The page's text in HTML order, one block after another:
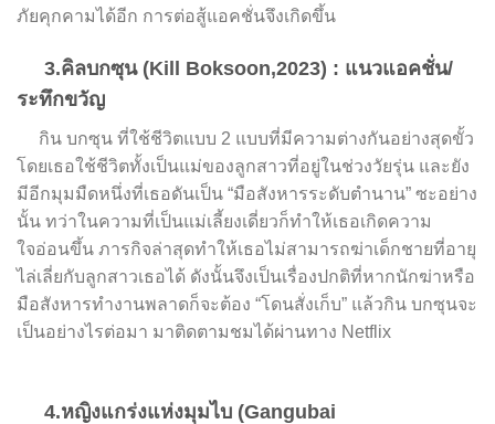
ภัยคุกคามได้อีก การต่อสู้แอคชั่นจึงเกิดขึ้น
3.คิลบกซุน (Kill Boksoon,2023) : แนวแอคชั่น/
ระทึกขวัญ
กิน บกซุน ที่ใช้ชีวิตแบบ 2 แบบที่มีความต่างกันอย่างสุดขั้ว
โดยเธอใช้ชีวิตทั้งเป็นแม่ของลูกสาวที่อยู่ในช่วงวัยรุ่น และยัง
มีอีกมุมมืดหนึ่งที่เธอดันเป็น “มือสังหารระดับตำนาน” ซะอย่าง
นั้น ทว่าในความที่เป็นแม่เลี้ยงเดี่ยวก็ทำให้เธอเกิดความ
ใจอ่อนขึ้น ภารกิจล่าสุดทำให้เธอไม่สามารถฆ่าเด็กชายที่อายุ
ไล่เลี่ยกับลูกสาวเธอได้ ดังนั้นจึงเป็นเรื่องปกติที่หากนักฆ่าหรือ
มือสังหารทำงานพลาดก็จะต้อง “โดนสั่งเก็บ” แล้วกิน บกซุนจะ
เป็นอย่างไรต่อมา มาติดตามชมได้ผ่านทาง Netflix
4.หญิงแกร่งแห่งมุมไบ (Gangubai